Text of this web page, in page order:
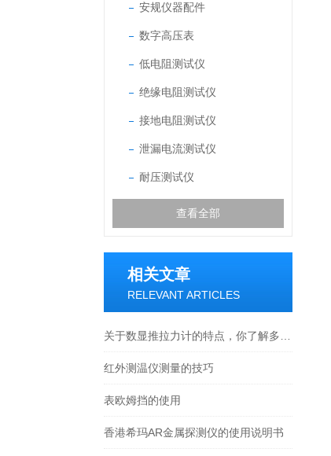
安规仪器配件
数字高压表
低电阻测试仪
绝缘电阻测试仪
接地电阻测试仪
泄漏电流测试仪
耐压测试仪
查看全部
相关文章
RELEVANT ARTICLES
红外测温仪测量的技巧
表欧姆挡的使用
香港希玛AR金属探测仪的使用说明书